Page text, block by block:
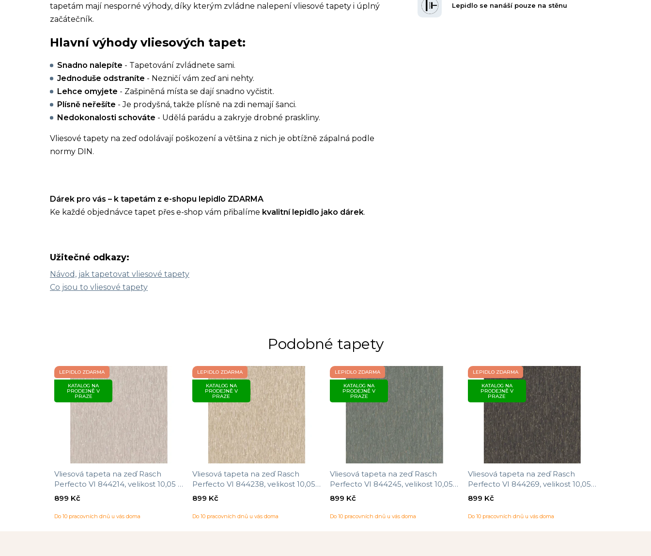
tapetám mají nesporné výhody, díky kterým zvládne nalepení vliesové tapety i úplný
začátečník.
Hlavní výhody vliesových tapet:
Snadno nalepíte - Tapetování zvládnete sami.
Jednoduše odstraníte - Nezničí vám zeď ani nehty.
Lehce omyjete - Zašpiněná místa se dají snadno vyčistit.
Plísně neřešíte - Je prodyšná, takže plísně na zdi nemají šanci.
Nedokonalosti schováte - Udělá parádu a zakryje drobné praskliny.
Vliesové tapety na zeď odolávají poškození a většina z nich je obtížně zápalná podle
normy DIN.
Dárek pro vás – k tapetám z e-shopu lepidlo ZDARMA
Ke každé objednávce tapet přes e-shop vám přibalíme kvalitní lepidlo jako dárek.
Užitečné odkazy:
Návod, jak tapetovat vliesové tapety
Co jsou to vliesové tapety
Lepidlo se nanáší pouze na stěnu
Podobné tapety
LEPIDLO ZDARMA
KATALOG NA
PRODEJNĚ V
PRAZE
Vliesová tapeta na zeď Rasch
Perfecto VI 844214, velikost 10,05 x
0,53 m
Do 10 pracovních dnů u vás doma
899 Kč
LEPIDLO ZDARMA
KATALOG NA
PRODEJNĚ V
PRAZE
Vliesová tapeta na zeď Rasch
Perfecto VI 844238, velikost 10,05 x
0,53 m
Do 10 pracovních dnů u vás doma
899 Kč
LEPIDLO ZDARMA
KATALOG NA
PRODEJNĚ V
PRAZE
Vliesová tapeta na zeď Rasch
Perfecto VI 844245, velikost 10,05 x
0,53 m
Do 10 pracovních dnů u vás doma
899 Kč
LEPIDLO ZDARMA
KATALOG NA
PRODEJNĚ V
PRAZE
Vliesová tapeta na zeď Rasch
Perfecto VI 844269, velikost 10,05 x
0,53 m
Do 10 pracovních dnů u vás doma
899 Kč